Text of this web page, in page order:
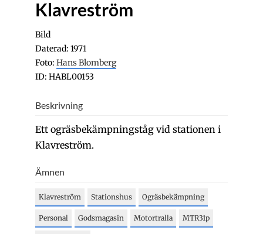
Klavreström
Bild
Daterad: 1971
Foto: Hans Blomberg
ID: HABL00153
Beskrivning
Ett ogräsbekämpningståg vid stationen i
Klavreström.
Ämnen
Klavreström Stationshus Ogräsbekämpning
Personal Godsmagasin Motortralla MTR31p